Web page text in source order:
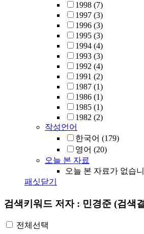
1998 (7)
1997 (3)
1996 (3)
1995 (3)
1994 (4)
1993 (3)
1992 (4)
1991 (2)
1987 (1)
1986 (1)
1985 (1)
1982 (2)
작성언어
한국어 (179)
영어 (20)
오늘 본 자료
오늘 본 자료가 없습
패싯닫기
검색키워드 저자 : 민경준 (검색
전체선택